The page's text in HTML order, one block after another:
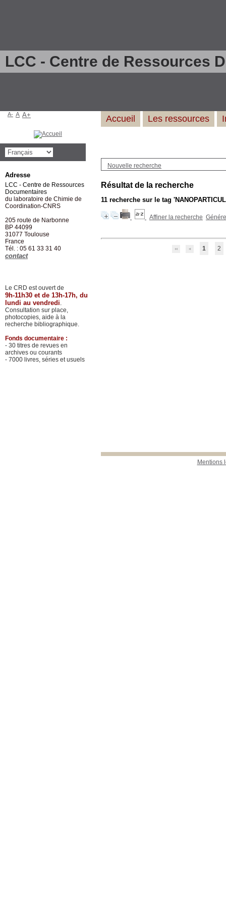
LCC - Centre de Ressources
Nouvelle recherche
Résultat de la recherche
11 recherche sur le tag
Affiner la recherche
1 2
Mentions
Accueil Les ressources
A- A A+
Adresse
LCC - Centre de Ressources
Documentaires
du laboratoire de Chimie de
Coordination-CNRS
205 route de Narbonne
BP 44099
31077 Toulouse
France
Tél. : 05 61 33 31 40
contact
Le CRD est ouvert de
9h-11h30 et de 13h-17h, du
lundi au vendredi.
Consultation sur place,
photocopies, aide à la
recherche bibliographique.
Fonds documentaire :
- 30 titres de revues en
archives ou courants
- 7000 livres, séries et usuels